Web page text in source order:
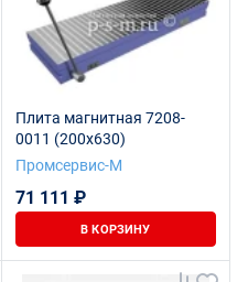
Плита магнитная 7208-
0011 (200х630)
Промсервис-М
71 111 ₽
В КОРЗИНУ